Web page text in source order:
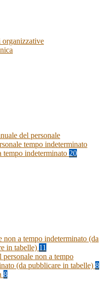
organizzative
del personale
tempo indeterminato
tempo indeterminato 20
non a tempo indeterminato (da
in tabelle) 11
personale non a tempo
(da pubblicare in tabelle) 8
8